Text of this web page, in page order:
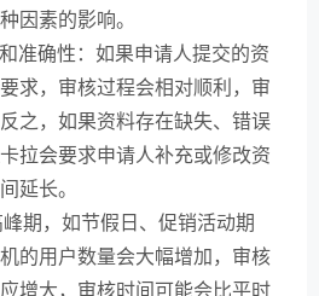
因素的影响。
准确性：如果申请人提交的资
求，审核过程会相对顺利，审
之，如果资料存在缺失、错误
拉会要求申请人补充或修改资
延长。
期，如节假日、促销活动期
的用户数量会大幅增加，审核
增大，审核时间可能会比平时